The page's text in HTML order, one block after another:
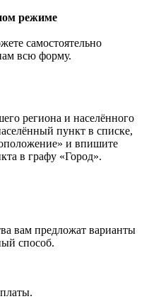
режиме
самостоятельно
всю форму.
региона и населённого
пункт в списке,
и впишите
в графу «Город».
вам предложат варианты
способ.